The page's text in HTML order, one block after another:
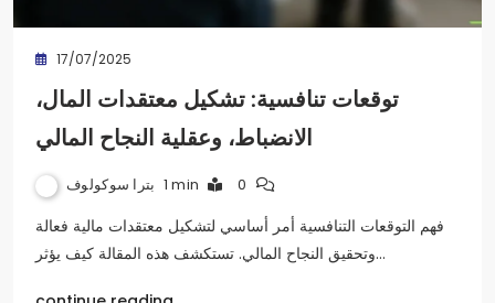
17/07/2025
توقعات تنافسية: تشكيل معتقدات المال،
الانضباط، وعقلية النجاح المالي
بترا سوكولوف 1 min 0
فهم التوقعات التنافسية أمر أساسي لتشكيل معتقدات مالية فعالة
وتحقيق النجاح المالي. تستكشف هذه المقالة كيف يؤثر…